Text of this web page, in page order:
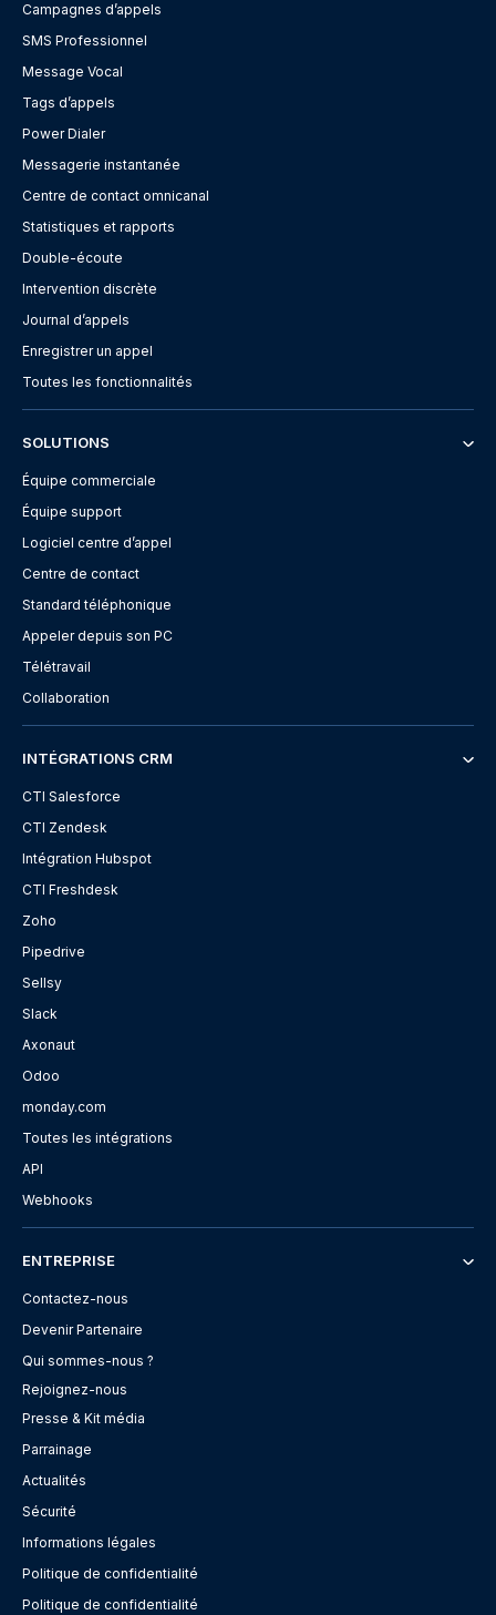
Campagnes d’appels
SMS Professionnel
Message Vocal
Tags d’appels
Power Dialer
Messagerie instantanée
Centre de contact omnicanal
Statistiques et rapports
Double-écoute
Intervention discrète
Journal d’appels
Enregistrer un appel
Toutes les fonctionnalités
SOLUTIONS
Équipe commerciale
Équipe support
Logiciel centre d’appel
Centre de contact
Standard téléphonique
Appeler depuis son PC
Télétravail
Collaboration
INTÉGRATIONS CRM
CTI Salesforce
CTI Zendesk
Intégration Hubspot
CTI Freshdesk
Zoho
Pipedrive
Sellsy
Slack
Axonaut
Odoo
monday.com
Toutes les intégrations
API
Webhooks
ENTREPRISE
Contactez-nous
Devenir Partenaire
Qui sommes-nous ?
Rejoignez-nous
Presse & Kit média
Parrainage
Actualités
Sécurité
Informations légales
Politique de confidentialité
Politique de confidentialité